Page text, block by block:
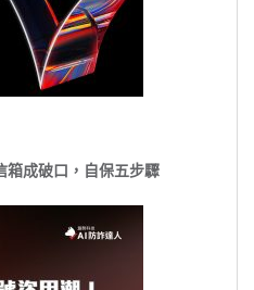
成破口，自保五步驟